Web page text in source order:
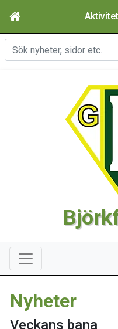
Nyheter
Veckans bana